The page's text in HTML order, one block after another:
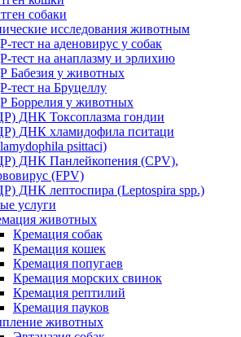
собаки
исследования животным
тест на аденовирус у собак
тест на анаплазму и эрлихию
Бабезия у животных
тест на Бруцеллу
Боррелия у животных
ДНК Токсоплазма гондии
ДНК хламидофила пситаци
psittaci)
ДНК Панлейкопения (CPV),
(FPV)
ДНК лептоспира (Leptospira spp.)
услуги
животных
Кремация собак
Кремация кошек
Кремация попугаев
Кремация морских свинок
Кремация рептилий
Кремация пауков
животных